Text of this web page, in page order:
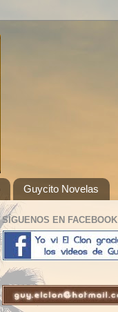
Guycito Novelas
SÍGUENOS EN FACEBOOK